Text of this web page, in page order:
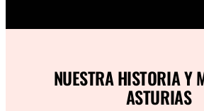
NUESTRA HISTORIA Y
ASTURIAS